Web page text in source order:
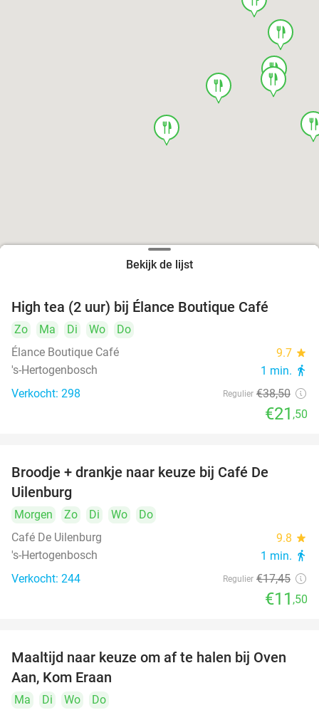
food
food
food
food
food
Bekijk de lijst
High tea (2 uur) bij Élance Boutique Café
Zo Ma Di Wo
Do
Élance Boutique Café
9.7 star
's-Hertogenbosch 1 min. directions_walk
Verkocht: 298 Regulier €38,50
€21 ,50
Broodje + drankje naar keuze bij Café De
Uilenburg
Morgen Zo Di Wo
Do
Café De Uilenburg
9.8 star
's-Hertogenbosch 1 min. directions_walk
Verkocht: 244 Regulier €17,45
€11 ,50
48%
Maaltijd naar keuze om af te halen bij Oven
Aan, Kom Eraan
Ma Di Wo
Do